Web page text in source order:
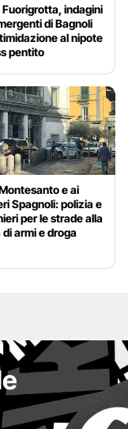
Fuorigrotta, indagini
di Bagnoli
al nipote
pentito
e ai
Spagnoli: polizia e
per le strade alla
armi e droga